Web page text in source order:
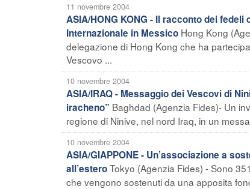
11 novembre 2004
ASIA/HONG KONG - Il racconto dei
Internazionale in Messico Hong Kong
delegazione di Hong Kong che ha
Vescovo ...
10 novembre 2004
ASIA/IRAQ - Messaggio dei Vescovi di
iracheno” Baghdad (Agenzia Fides)- Un
regione di Ninive, nel nord Iraq, in un
10 novembre 2004
ASIA/GIAPPONE - Un’associazione a
all’esteroTokyo (Agenzia Fides) - Sono
che vengono sostenuti da una apposita